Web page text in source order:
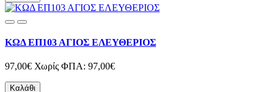
ΚΩΔ ΕΠ103 ΑΓΙΟΣ ΕΛΕΥΘΕΡΙΟΣ
97,00€ Χωρίς ΦΠΑ: 97,00€
Καλάθι